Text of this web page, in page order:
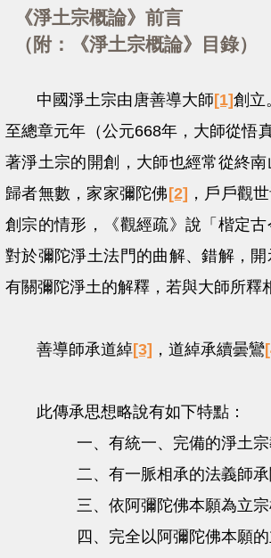
《淨土宗概論》前言
（附：《淨土宗概論》目錄）
中國淨土宗由唐善導大師 [1]創立
至總章元年（公元668年，大師從悟
著淨土宗的開創，大師也經常從終
歸者無數，家家彌陀佛 [2] ，戶戶觀
創宗的情形，《觀經疏》說「楷定
對於彌陀淨土法門的曲解、錯解，
有關彌陀淨土的解釋，若與大師所釋
善導師承道綽[3] ，道綽承續曇鸞
此傳承思想略說有如下特點：
一、有統一、完備的淨土宗
二、有一脈相承的法義師承
三、依阿彌陀佛本願為立宗
四、完全以阿彌陀佛本願